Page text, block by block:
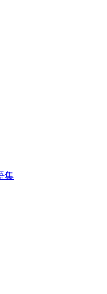
集